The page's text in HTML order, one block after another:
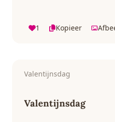
1 Kopieer
Valentijnsdag
Valentijnsdag